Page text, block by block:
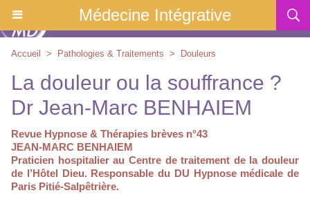
Médecine Intégrative
Accueil > Pathologies & Traitements > Douleurs
La douleur ou la souffrance ?
Dr Jean-Marc BENHAIEM
Revue Hypnose & Thérapies brèves n°43
JEAN-MARC BENHAIEM
Praticien hospitalier au Centre de traitement de la douleur
de l’Hôtel Dieu. Responsable du DU Hypnose médicale de
Paris Pitié-Salpêtrière.